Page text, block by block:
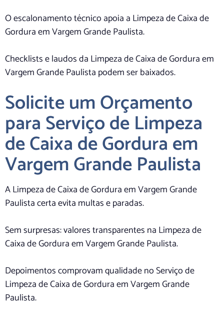
O escalonamento técnico apoia a Limpeza de Caixa de
Gordura em Vargem Grande Paulista.
Checklists e laudos da Limpeza de Caixa de Gordura em
Vargem Grande Paulista podem ser baixados.
Solicite um Orçamento
para Serviço de Limpeza
de Caixa de Gordura em
Vargem Grande Paulista
A Limpeza de Caixa de Gordura em Vargem Grande
Paulista certa evita multas e paradas.
Sem surpresas: valores transparentes na Limpeza de
Caixa de Gordura em Vargem Grande Paulista.
Depoimentos comprovam qualidade no Serviço de
Limpeza de Caixa de Gordura em Vargem Grande
Paulista.